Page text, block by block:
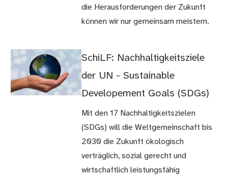
die Herausforderungen der Zukunft
können wir nur gemeinsam meistern.
SchiLF: Nachhaltigkeitsziele
der UN - Sustainable
Developement Goals (SDGs)
Mit den 17 Nachhaltigkeitszielen
(SDGs) will die Weltgemeinschaft bis
2030 die Zukunft ökologisch
verträglich, sozial gerecht und
wirtschaftlich leistungsfähig